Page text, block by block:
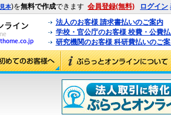
見本)を無料で作成できます 会員登録(無料) ログイン
法人のお客様 請求書払いのご案内
学校・官公庁のお客様 校費・公費
研究機関のお客様 科研費払いのご